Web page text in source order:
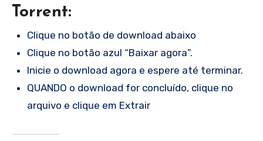
Torrent:
Clique no botão de download abaixo
Clique no botão azul “Baixar agora”.
Inicie o download agora e espere até terminar.
QUANDO o download for concluído, clique no
arquivo e clique em Extrair